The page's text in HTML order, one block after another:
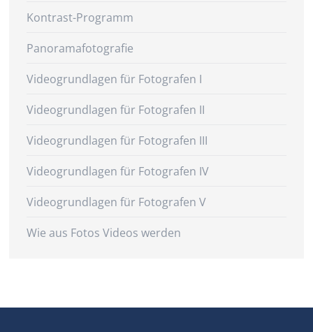
Kontrast-Programm
Panoramafotografie
Videogrundlagen für Fotografen I
Videogrundlagen für Fotografen II
Videogrundlagen für Fotografen III
Videogrundlagen für Fotografen IV
Videogrundlagen für Fotografen V
Wie aus Fotos Videos werden